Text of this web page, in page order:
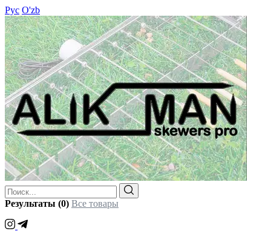
Рус O'zb
Результаты (0) Все товары